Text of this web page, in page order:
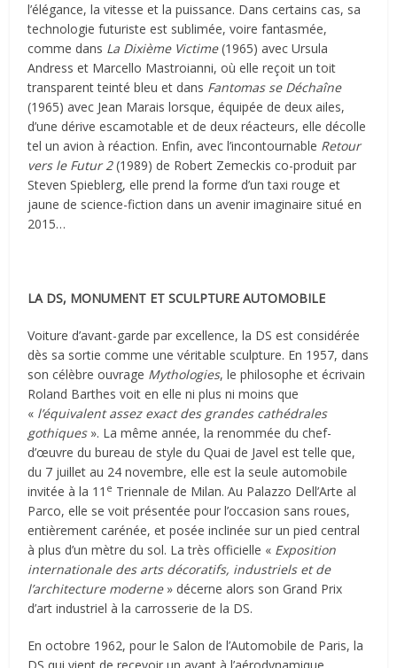
l’élégance, la vitesse et la puissance. Dans certains cas, sa
technologie futuriste est sublimée, voire fantasmée,
comme dans La Dixième Victime(1965) avec Ursula
Andress et Marcello Mastroianni, où elle reçoit un toit
transparent teinté bleu et dans Fantomas se Déchaîne
(1965) avec Jean Marais lorsque, équipée de deux ailes,
d’une dérive escamotable et de deux réacteurs, elle décolle
tel un avion à réaction. Enfin, avec l’incontournable Retour
vers le Futur 2(1989) de Robert Zemeckis co-produit par
Steven Spieblerg, elle prend la forme d’un taxi rouge et
jaune de science-fiction dans un avenir imaginaire situé en
2015…
LA DS, MONUMENT ET SCULPTURE AUTOMOBILE
Voiture d’avant-garde par excellence, la DS est considérée
dès sa sortie comme une véritable sculpture. En 1957, dans
son célèbre ouvrage Mythologies, le philosophe et écrivain
Roland Barthes voit en elle ni plus ni moins que
« l’équivalent assez exact des grandes cathédrales
gothiques». La même année, la renommée du chef-
d’œuvre du bureau de style du Quai de Javel est telle que,
du 7 juillet au 24 novembre, elle est la seule automobile
invitée à la 11 e Triennale de Milan. Au Palazzo Dell’Arte al
Parco, elle se voit présentée pour l’occasion sans roues,
entièrement carénée, et posée inclinée sur un pied central
à plus d’un mètre du sol. La très officielle « Exposition
internationale des arts décoratifs, industriels et de
l’architecture moderne » décerne alors son Grand Prix
d’art industriel à la carrosserie de la DS.
En octobre 1962, pour le Salon de l’Automobile de Paris, la